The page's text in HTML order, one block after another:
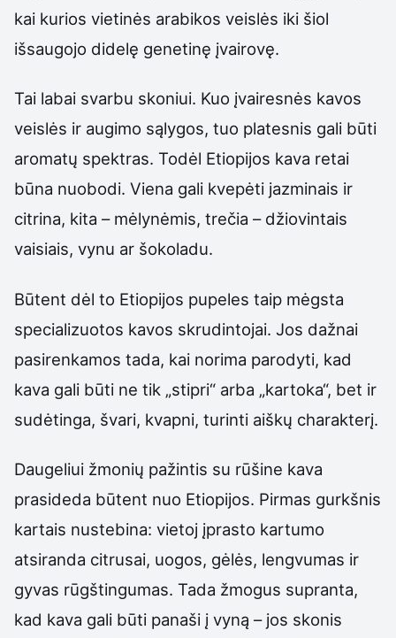
kai kurios vietinės arabikos veislės iki šiol
išsaugojo didelę genetinę įvairovę.
Tai labai svarbu skoniui. Kuo įvairesnės kavos
veislės ir augimo sąlygos, tuo platesnis gali būti
aromatų spektras. Todėl Etiopijos kava retai
būna nuobodi. Viena gali kvepėti jazminais ir
citrina, kita – mėlynėmis, trečia – džiovintais
vaisiais, vynu ar šokoladu.
Būtent dėl to Etiopijos pupeles taip mėgsta
specializuotos kavos skrudintojai. Jos dažnai
pasirenkamos tada, kai norima parodyti, kad
kava gali būti ne tik „stipri“ arba „kartoka“, bet ir
sudėtinga, švari, kvapni, turinti aiškų charakterį.
Daugeliui žmonių pažintis su rūšine kava
prasideda būtent nuo Etiopijos. Pirmas gurkšnis
kartais nustebina: vietoj įprasto kartumo
atsiranda citrusai, uogos, gėlės, lengvumas ir
gyvas rūgštingumas. Tada žmogus supranta,
kad kava gali būti panaši į vyną – jos skonis